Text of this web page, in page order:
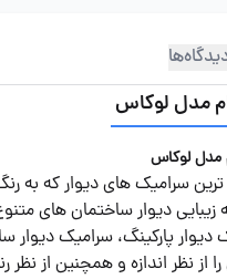
مدل لوکاس
مدل لوکاس
سرامیک های دیوار که به
دیوار ساختمان های
دیوار پارکینگ، سرامیک
از نظر اندازه و همچنین از